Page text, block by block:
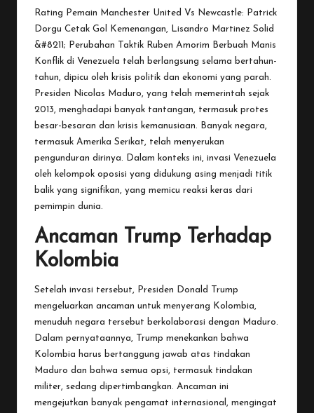
Rating Pemain Manchester United Vs Newcastle: Patrick
Dorgu Cetak Gol Kemenangan, Lisandro Martinez Solid
&#8211; Perubahan Taktik Ruben Amorim Berbuah Manis
Konflik di Venezuela telah berlangsung selama bertahun-
tahun, dipicu oleh krisis politik dan ekonomi yang parah.
Presiden Nicolas Maduro, yang telah memerintah sejak
2013, menghadapi banyak tantangan, termasuk protes
besar-besaran dan krisis kemanusiaan. Banyak negara,
termasuk Amerika Serikat, telah menyerukan
pengunduran dirinya. Dalam konteks ini, invasi Venezuela
oleh kelompok oposisi yang didukung asing menjadi titik
balik yang signifikan, yang memicu reaksi keras dari
pemimpin dunia.
Ancaman Trump Terhadap
Kolombia
Setelah invasi tersebut, Presiden Donald Trump
mengeluarkan ancaman untuk menyerang Kolombia,
menuduh negara tersebut berkolaborasi dengan Maduro.
Dalam pernyataannya, Trump menekankan bahwa
Kolombia harus bertanggung jawab atas tindakan
Maduro dan bahwa semua opsi, termasuk tindakan
militer, sedang dipertimbangkan. Ancaman ini
mengejutkan banyak pengamat internasional, mengingat